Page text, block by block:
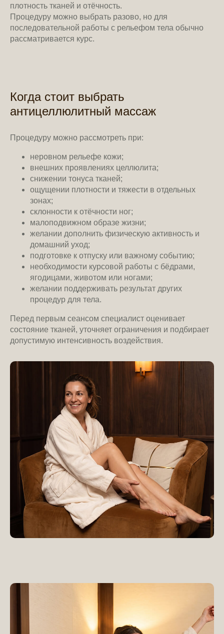
плотность тканей и отёчность.
Процедуру можно выбрать разово, но для
последовательной работы с рельефом тела обычно
рассматривается курс.
Когда стоит выбрать
антицеллюлитный массаж
Процедуру можно рассмотреть при:
неровном рельефе кожи;
внешних проявлениях целлюлита;
снижении тонуса тканей;
ощущении плотности и тяжести в отдельных
зонах;
склонности к отёчности ног;
малоподвижном образе жизни;
желании дополнить физическую активность и
домашний уход;
подготовке к отпуску или важному событию;
необходимости курсовой работы с бёдрами,
ягодицами, животом или ногами;
желании поддерживать результат других
процедур для тела.
Перед первым сеансом специалист оценивает
состояние тканей, уточняет ограничения и подбирает
допустимую интенсивность воздействия.